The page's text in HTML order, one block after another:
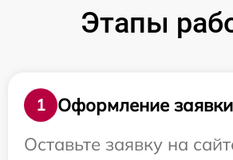
Этапы
1
Оформление заявки
Оставьте заявку на